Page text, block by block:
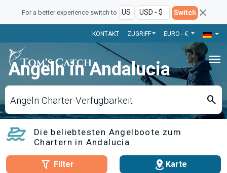
For a better experience switch to Switch
KONTAKT ZUGRIFF EURO - €
menu
Angeln in Andalucia
Angeln Charter-Verfügbarkeit search
Die beliebtesten Angelboote zum
Chartern in Andalucia
Filter Karte